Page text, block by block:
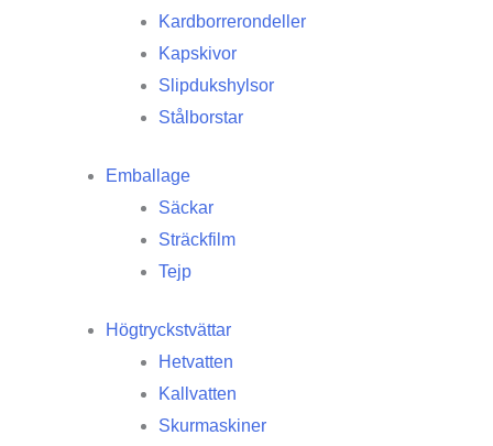
Kardborrerondeller
Kapskivor
Slipdukshylsor
Stålborstar
Emballage
Säckar
Sträckfilm
Tejp
Högtryckstvättar
Hetvatten
Kallvatten
Skurmaskiner